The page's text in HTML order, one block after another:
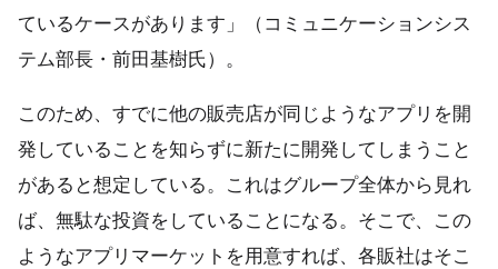
ているケースがあります」（コミュニケーションシス
テム部長・前田基樹氏）。
このため、すでに他の販売店が同じようなアプリを開
発していることを知らずに新たに開発してしまうこと
があると想定している。これはグループ全体から見れ
ば、無駄な投資をしていることになる。そこで、この
ようなアプリマーケットを用意すれば、各販社はそこ